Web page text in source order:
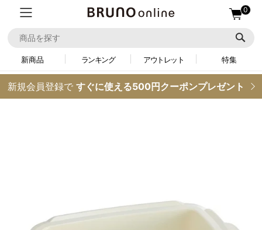
0
新商品 ランキング アウトレット 特集
新規会員登録で すぐに使える500円クーポンプレゼント